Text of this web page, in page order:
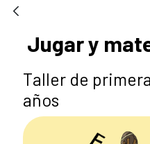
Jugar y
Taller de
años